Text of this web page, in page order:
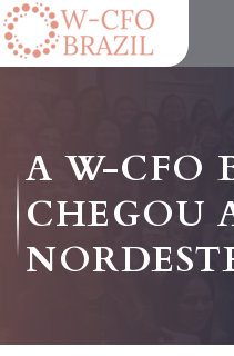
A W-CFO
CHEGOU